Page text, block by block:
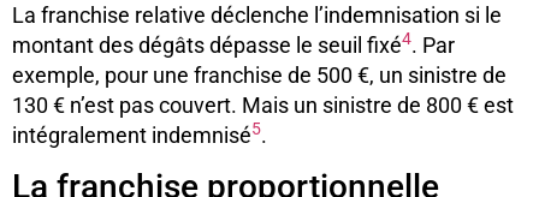
La franchise relative déclenche l’indemnisation si le
montant des dégâts dépasse le seuil fixé4. Par
exemple, pour une franchise de 500 €, un sinistre de
130 € n’est pas couvert. Mais un sinistre de 800 € est
intégralement indemnisé5.
La franchise proportionnelle